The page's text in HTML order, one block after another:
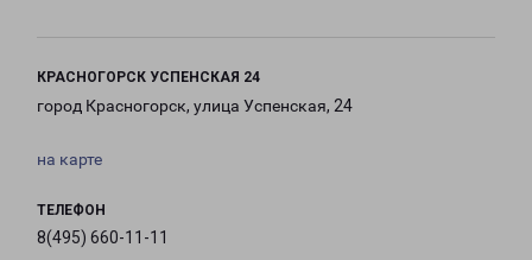
КРАСНОГОРСК УСПЕНСКАЯ 24
город Красногорск, улица Успенская, 24
на карте
ТЕЛЕФОН
8(495) 660-11-11